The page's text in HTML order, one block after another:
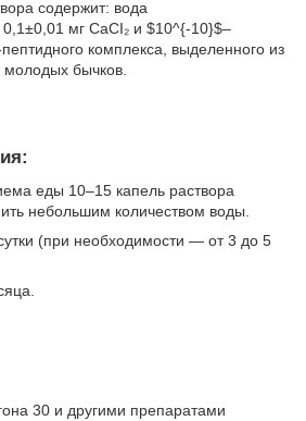
содержит: вода
мг СаСI₂ и $10^{-10}$–
комплекса, выделенного из
молодых бычков.
еды 10–15 капель раствора
небольшим количеством воды.
(при необходимости — от 3 до 5
30 и другими препаратами